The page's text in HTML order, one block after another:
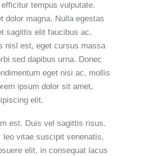
tempus vulputate.
dolor magna. Nulla egestas
sagittis elit faucibus ac.
nisl est, eget cursus massa
sed dapibus urna. Donec
eget nisi ac, mollis
ipsum dolor sit amet,
elit.
est. Duis vel sagittis risus.
leo vitae suscipit venenatis,
elit, in consequat lacus